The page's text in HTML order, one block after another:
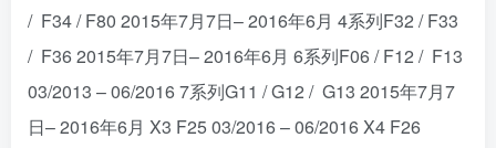
/ F34 / F80 2015年7月7日– 2016年6月 4系列F32 / F33
/ F36 2015年7月7日– 2016年6月 6系列F06 / F12 / F13
03/2013 – 06/2016 7系列G11 / G12 / G13 2015年7月7
日– 2016年6月 X3 F25 03/2016 – 06/2016 X4 F26